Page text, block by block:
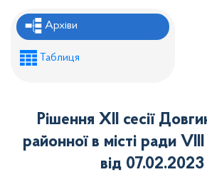
Рішення районної ради
Рішення виконавчого комітету
Розпорядження районного
Проекти рішень районної ради
Проєкти рішень виконавчого
Архіви
Таблиця
Рішення XII сесії
районної в місті ради
від 07.02.2023